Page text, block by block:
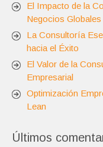
El Impacto de la
Negocios Globales
La Consultoría
hacia el Éxito
El Valor de la
Empresarial
Optimización
Lean
Últimos